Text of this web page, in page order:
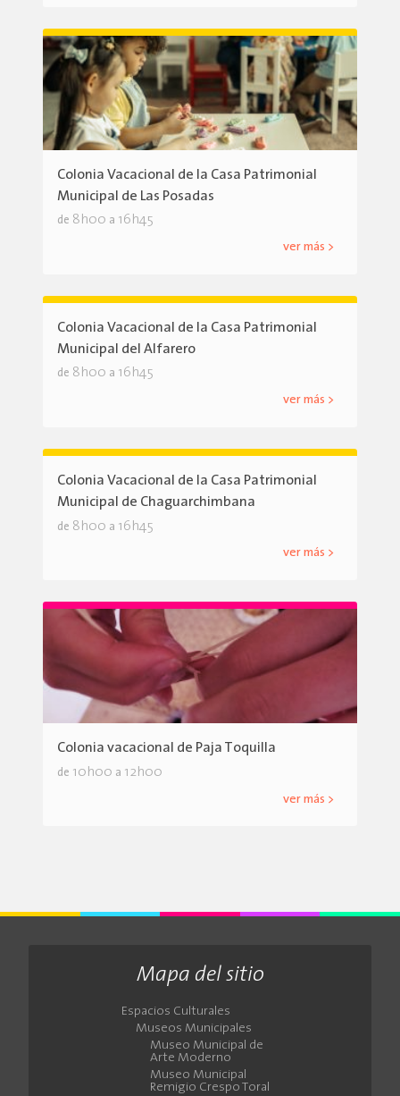
Colonia Vacacional de la Casa Patrimonial
Municipal de Las Posadas
de 8h00 a 16h45
ver más >
Colonia Vacacional de la Casa Patrimonial
Municipal del Alfarero
de 8h00 a 16h45
ver más >
Colonia Vacacional de la Casa Patrimonial
Municipal de Chaguarchimbana
de 8h00 a 16h45
ver más >
Colonia vacacional de Paja Toquilla
de 10h00 a 12h00
ver más >
Mapa del sitio
Espacios Culturales
Museos Municipales
Museo Municipal de
Arte Moderno
Museo Municipal
Remigio Crespo Toral